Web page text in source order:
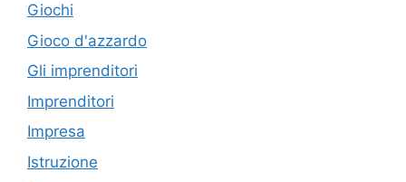
Giochi
Gioco d'azzardo
Gli imprenditori
Imprenditori
Impresa
Istruzione